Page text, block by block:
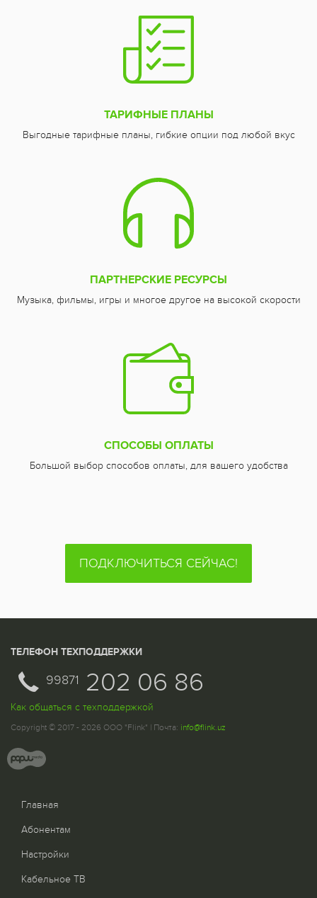
ТАРИФНЫЕ ПЛАНЫ
Выгодные тарифные планы, гибкие опции под любой вкус
ПАРТНЕРСКИЕ РЕСУРСЫ
Музыка, фильмы, игры и многое другое на высокой скорости
СПОСОБЫ ОПЛАТЫ
Большой выбор способов оплаты, для вашего удобства
ПОДКЛЮЧИТЬСЯ СЕЙЧАС!
ТЕЛЕФОН ТЕХПОДДЕРЖКИ
99871 202 06 86
Как общаться с техподдержкой
Copyright © 2017 - 2026 ООО "Flink" | Почта: info@flink.uz
Главная
Абонентам
Настройки
Кабельное ТВ